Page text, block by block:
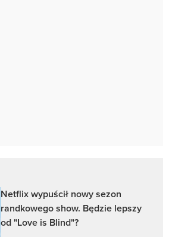
Netflix wypuścił nowy sezon
randkowego show. Będzie lepszy
od "Love is Blind"?